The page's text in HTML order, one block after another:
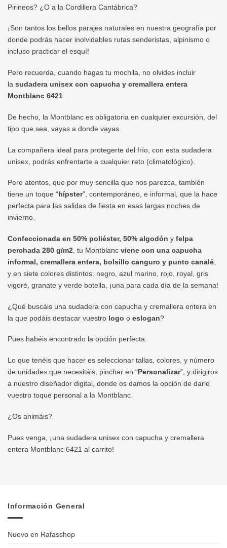
Pirineos? ¿O a la Cordillera Cantábrica?
¡Son tantos los bellos parajes naturales en nuestra geografía por
donde podrás hacer inolvidables rutas senderistas, alpinismo o
incluso practicar el esquí!
Pero recuerda, cuando hagas tu mochila, no olvides incluir
la sudadera unisex con capucha y cremallera entera
Montblanc 6421
De hecho, la Montblanc es obligatoria en cualquier excursión, del
tipo que sea, vayas a donde vayas.
La compañera ideal para protegerte del frío, con esta sudadera
unisex, podrás enfrentarte a cualquier reto (climatológico).
Pero atentos, que por muy sencilla que nos parezca, también
tiene un toque “hípster”, contemporáneo, e informal, que la hace
perfecta para las salidas de fiesta en esas largas noches de
invierno.
Confeccionada en 50% poliéster, 50% algodón y felpa
perchada 280 g/m2 , tu Montblanc viene con una capucha
informal, cremallera entera, bolsillo canguro y punto canalé
y en siete colores distintos: negro, azul marino, rojo, royal, gris
vigoré, granate y verde botella, ¡una para cada día de la semana!
¿Qué buscáis una sudadera con capucha y cremallera entera en
la que podáis destacar vuestro logo o eslogan?
Pues habéis encontrado la opción perfecta.
Lo que tenéis que hacer es seleccionar tallas, colores, y número
de unidades que necesitáis, pinchar en “Personalizar”, y dirigiros
a nuestro diseñador digital, donde os damos la opción de darle
vuestro toque personal a la Montblanc.
¿Os animáis?
Pues venga, ¡una sudadera unisex con capucha y cremallera
entera Montblanc 6421 al carrito!
Información General
Nuevo en Rafasshop